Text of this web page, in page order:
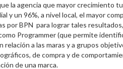
la agencia que mayor crecimiento
y un 96%, a nivel local, el mayor
por BPN para lograr tales
Programmer (que permite
a las maras y a grupos
de compra y de
de una marca.